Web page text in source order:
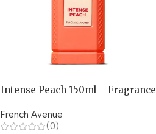
Intense Peach 150ml – Fragrance
French Avenue
(0)